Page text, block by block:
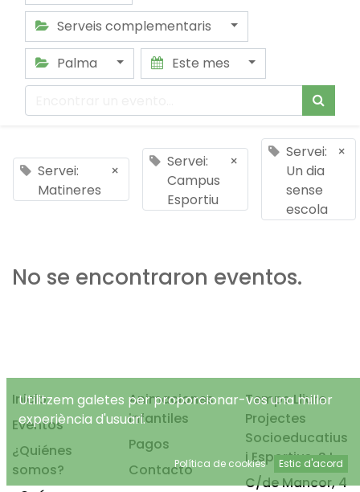
Serveis complementaris
Palma
Este mes
Servei:
Matineres
×
Servei:
Campus
Esportiu
×
Servei:
Un dia
sense
escola
×
No se encontraron eventos.
Inicio
Eventos
¿Quiénes
somos?
Animaciones
infantiles
Pagos
Contacto
Temps Lliure
Projectes
Socioeducatius
i Esportius, S.L.
C/de Mancor, 4
Utilitzem galetes per proporcionar-vos una millor
experiència d'usuari.
Política de cookies Estic d'acord